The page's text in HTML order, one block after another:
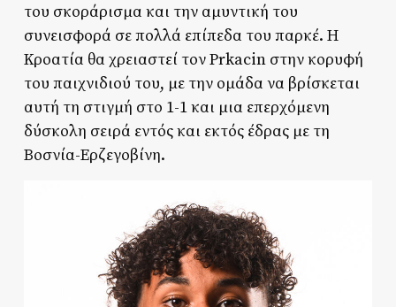
του σκοράρισμα και την αμυντική του
συνεισφορά σε πολλά επίπεδα του παρκέ. Η
Κροατία θα χρειαστεί τον Prkacin στην κορυφή
του παιχνιδιού του, με την ομάδα να βρίσκεται
αυτή τη στιγμή στο 1-1 και μια επερχόμενη
δύσκολη σειρά εντός και εκτός έδρας με τη
Βοσνία-Ερζεγοβίνη.